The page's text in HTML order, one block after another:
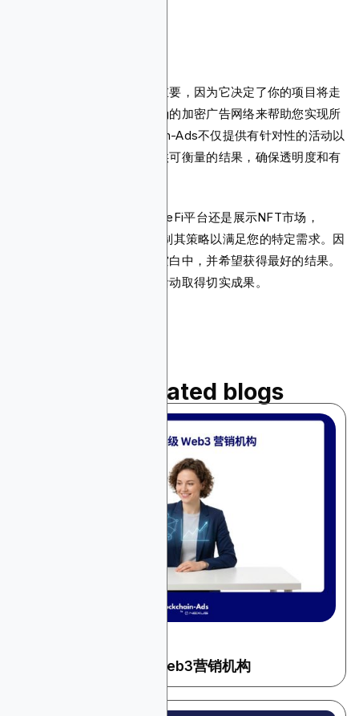
在营销方面，每一美元都很重要，因为它决定了你的项目将走
多远。因此，您必须选择正确的加密广告网络来帮助您实现所
需的投资回报率。Blockchain-Ads不仅提供有针对性的活动以
吸引正确的受众，而且还提供可衡量的结果，确保透明度和有
无论您是推出新代币、推广DeFi平台还是展示NFT市场，
Blockchain-Ads都会量身定制其策略以满足您的特定需求。因
此，不要将预算浪费在数字空白中，并希望获得最好的结果。
与区块链广告合作，为每项活动取得切实成果。
Read related blogs
我们向广告主推荐的Web3营销机构